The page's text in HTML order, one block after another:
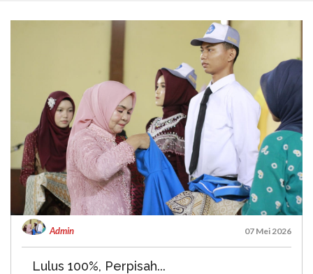
Admin 07 Mei 2026
Lulus 100%, Perpisah...